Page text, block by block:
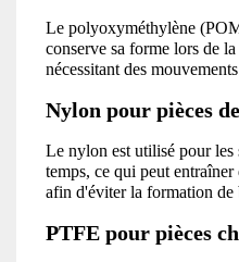
Le polyoxyméthylène
conserve sa forme lors de
nécessitant des
Nylon pour pièces
Le nylon est utilisé pour les
temps, ce qui peut
afin d'éviter la formation de
PTFE pour pièces